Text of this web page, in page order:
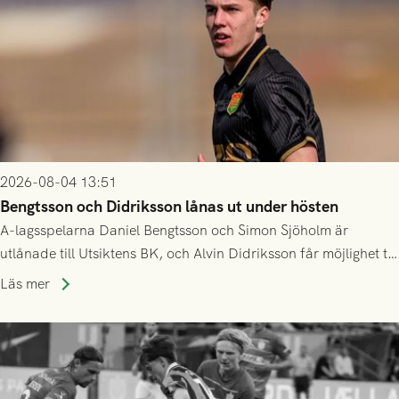
2026-08-04 13:51
Bengtsson och Didriksson lånas ut under hösten
A-lagsspelarna Daniel Bengtsson och Simon Sjöholm är
utlånade till Utsiktens BK, och Alvin Didriksson får möjlighet till
speltid i Hestrafors genom föreningssamarbete.
Läs mer